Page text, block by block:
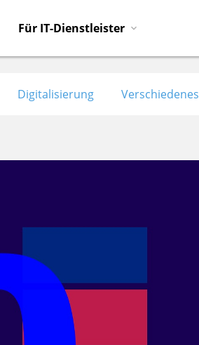
Für IT-Dienstleister
Digitalisierung Verschiedenes